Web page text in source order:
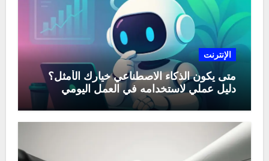
الإنترنت
متى يكون الذكاء الاصطناعي خيارك الأمثل؟
دليل عملي لاستخدامه في العمل اليومي